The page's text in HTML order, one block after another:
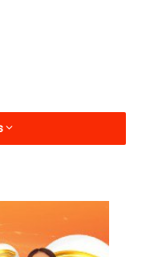
de Justiça de Apodi
da Polícia Militar,